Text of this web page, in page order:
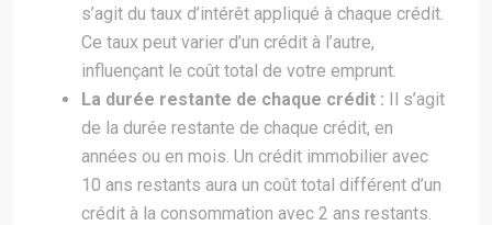
s’agit du taux d’intérêt appliqué à chaque crédit.
Ce taux peut varier d’un crédit à l’autre,
influençant le coût total de votre emprunt.
La durée restante de chaque crédit : Il s’agit
de la durée restante de chaque crédit, en
années ou en mois. Un crédit immobilier avec
10 ans restants aura un coût total différent d’un
crédit à la consommation avec 2 ans restants.